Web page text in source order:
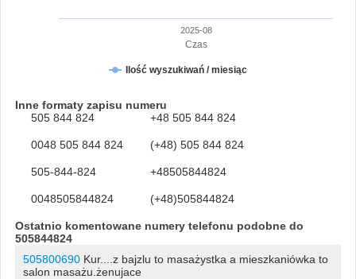
Czas
Ilość wyszukiwań / miesiąc
2025-08
Inne formaty zapisu numeru
505 844 824
+48 505 844 824
0048 505 844 824 (+48) 505 844 824
505-844-824 +48505844824
0048505844824 (+48)505844824
Ostatnio komentowane numery telefonu podobne do
505844824
505800690Kur....z bajzlu to masażystka a mieszkaniówka to
salon masażu.żenujace